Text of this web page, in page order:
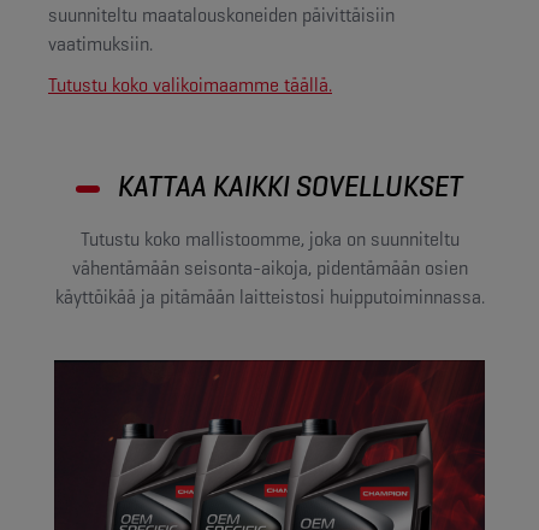
suunniteltu maatalouskoneiden päivittäisiin
vaatimuksiin.
Tutustu koko valikoimaamme täällä.
KATTAA KAIKKI SOVELLUKSET
Tutustu koko mallistoomme, joka on suunniteltu
vähentämään seisonta-aikoja, pidentämään osien
käyttöikää ja pitämään laitteistosi huipputoiminnassa.